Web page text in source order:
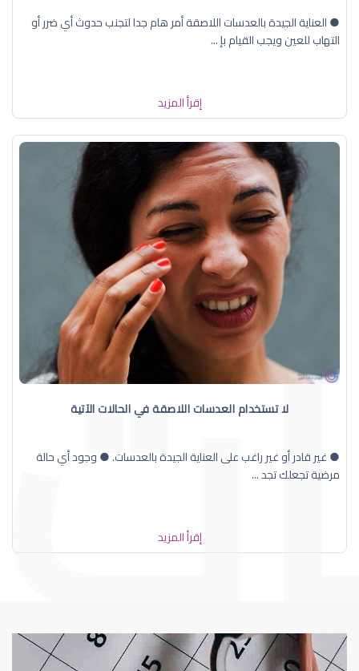
● العناية الجيدة بالعدسات اللاصقة أمر هام جدا لتجنب حدوث أي ضرر أو
التهاب للعين ويجب القيام بإ ...
إقرأ المزيد
لا تستخدام العدسات اللاصقة في الحالات الآتية
● غير قادر أو غير راغب على العناية الجيدة بالعدسات. ● وجود أي حالة
مرضية تجعلك تجد ...
إقرأ المزيد